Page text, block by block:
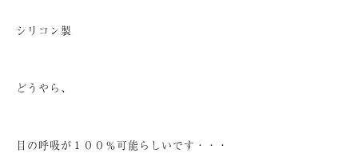
シリコン製
どうやら、
目の呼吸が１００％可能らしいです・・・